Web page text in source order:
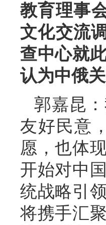
教育理事
文化交流
查中心就
认为中俄
郭嘉昆
友好民意
愿，也体
开始对中
统战略引
将携手汇